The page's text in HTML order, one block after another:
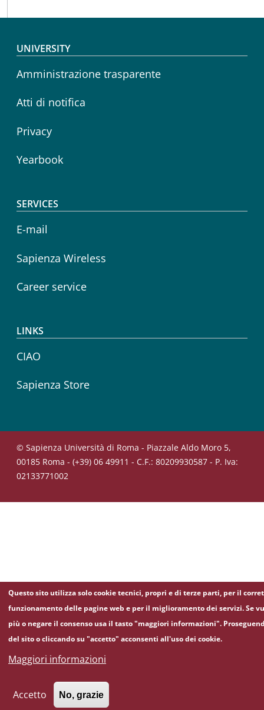
Footer menu
UNIVERSITY
Amministrazione trasparente
Atti di notifica
Privacy
Yearbook
SERVICES
E-mail
Sapienza Wireless
Career service
LINKS
CIAO
Sapienza Store
© Sapienza Università di Roma - Piazzale Aldo Moro 5,
00185 Roma - (+39) 06 49911 - C.F.: 80209930587 - P. Iva:
02133771002
Questo sito utilizza solo cookie tecnici, propri e di terze parti, per il
funzionamento delle pagine web e per il miglioramento dei servizi. Se
più o negare il consenso usa il tasto "maggiori informazioni".
del sito o cliccando su "accetto" acconsenti all'uso dei cookie.
Maggiori informazioni
Accetto No, grazie